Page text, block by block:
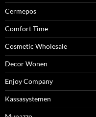
Cermepos
Comfort Time
Cosmetic Wholesale
Decor Wonen
Enjoy Company
Kassasystemen